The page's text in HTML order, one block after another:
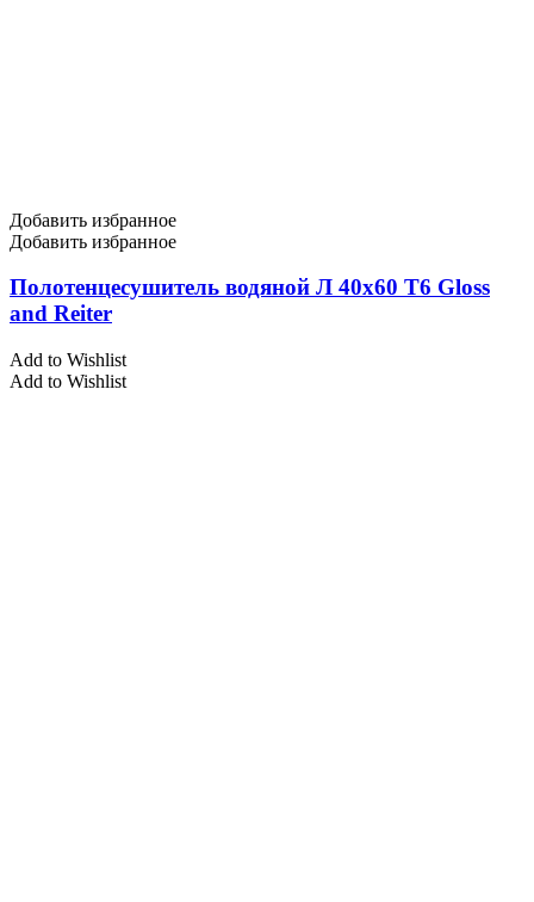
Добавить избранное
Добавить избранное
Полотенцесушитель водяной Л 40х60 Т6 Gloss
and Reiter
Add to Wishlist
Add to Wishlist